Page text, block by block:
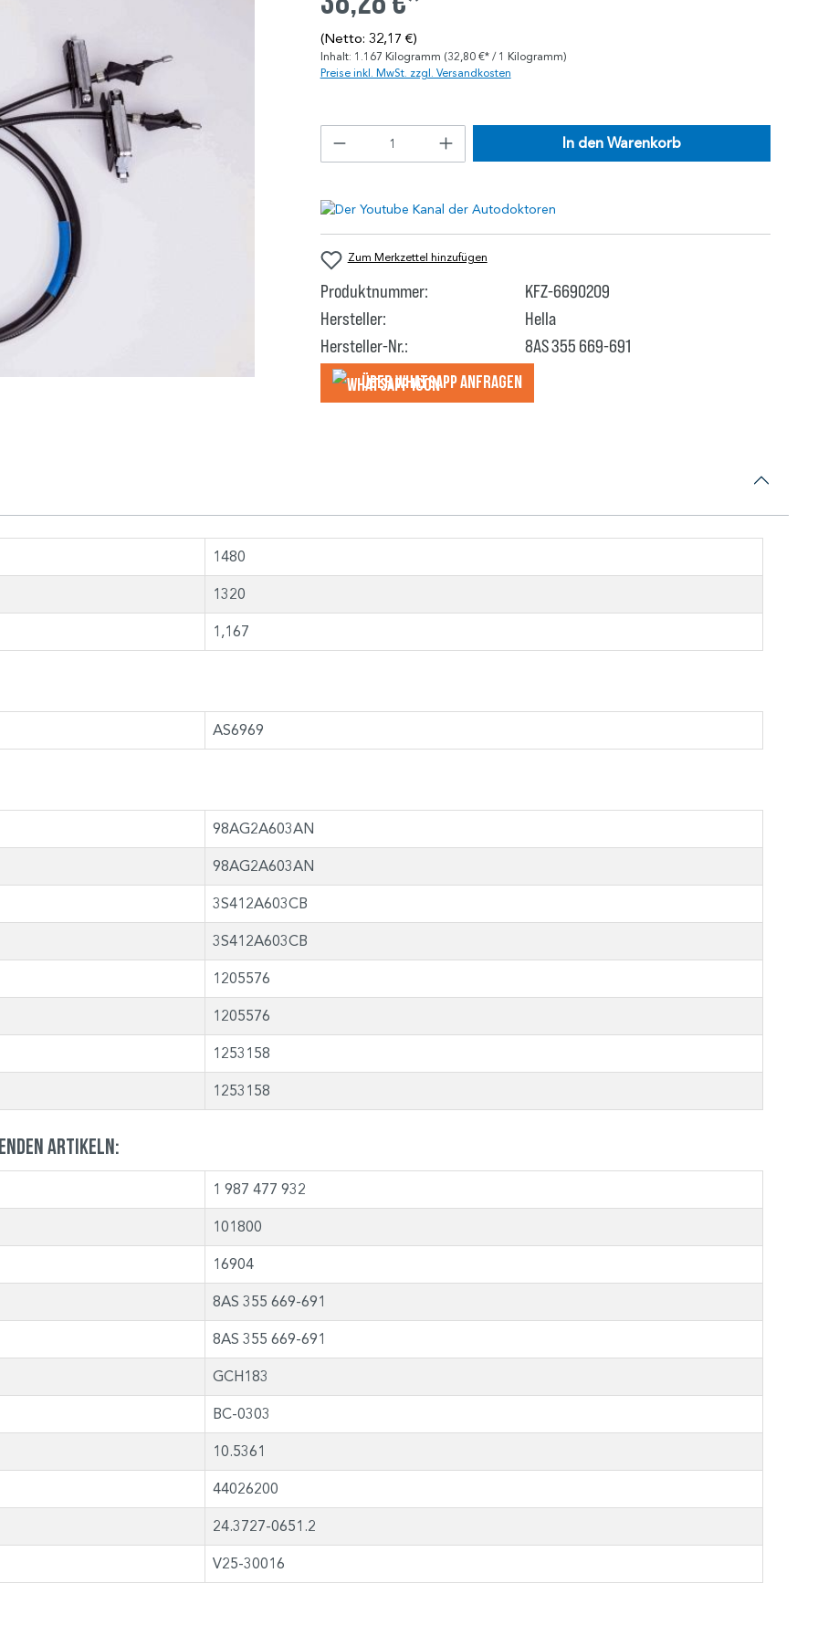
(Netto: 32,17 €)
Inhalt: 1.167 Kilogramm (32,80 €* / 1 Kilogramm)
Preise inkl. MwSt. zzgl. Versandkosten
In den Warenkorb
Zum Merkzettel hinzufügen
Produktnummer:
KFZ-6690209
Hersteller:
Hella
Hersteller-Nr.:
8AS 355 669-691
Über WhatsApp anfragеn
1480
1320
1,167
AS6969
98AG2A603AN
98AG2A603AN
3S412A603CB
3S412A603CB
1205576
1205576
1253158
1253158
Artikeln:
1 987 477 932
101800
16904
8AS 355 669-691
8AS 355 669-691
GCH183
BC-0303
10.5361
44026200
24.3727-0651.2
V25-30016